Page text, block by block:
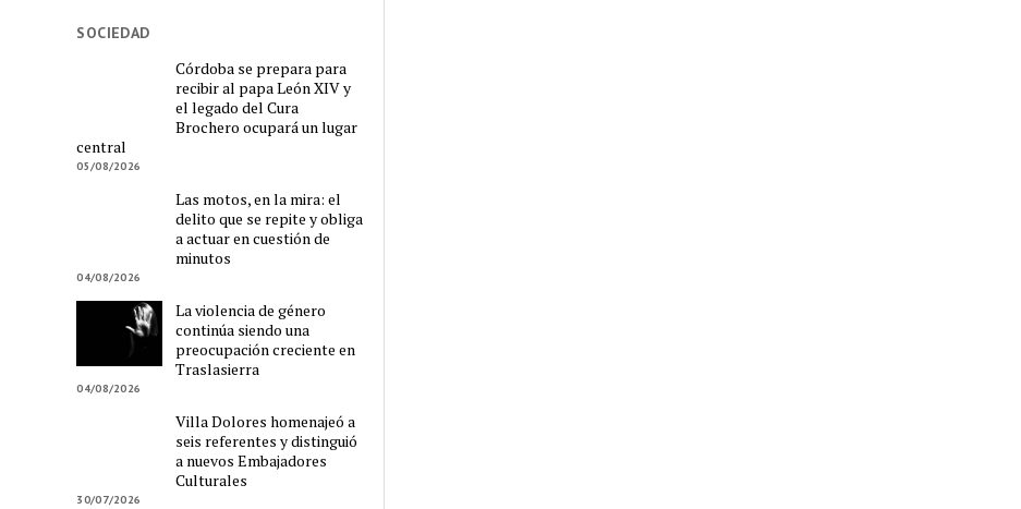
SOCIEDAD
Córdoba se prepara para
recibir al papa León XIV y
el legado del Cura
Brochero ocupará un lugar
central
05/08/2026
Las motos, en la mira: el
delito que se repite y obliga
a actuar en cuestión de
minutos
04/08/2026
La violencia de género
continúa siendo una
preocupación creciente en
Traslasierra
04/08/2026
Villa Dolores homenajeó a
seis referentes y distinguió
a nuevos Embajadores
Culturales
30/07/2026